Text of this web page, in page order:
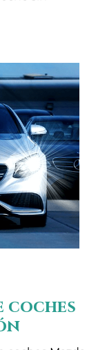
coches